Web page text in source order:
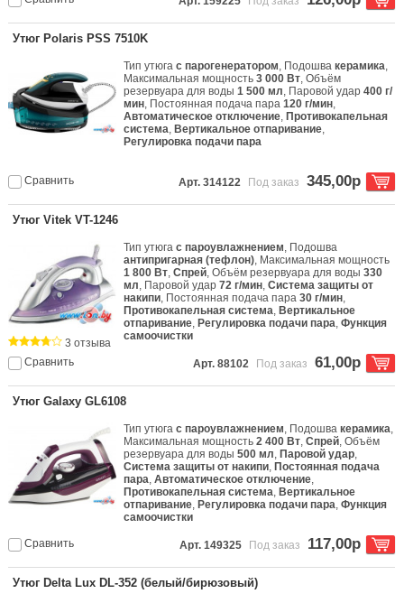
Утюг Polaris PSS 7510K
Тип утюгас парогенератором, Подошвакерамика,
Максимальная мощность3 000 Вт, Объём
резервуара для воды1 500 мл, Паровой удар400 г/
мин, Постоянная подача пара120 г/мин,
Автоматическое отключение, Противокапельная
система, Вертикальное отпаривание,
Регулировка подачи пара
Сравнить Арт. 314122 Под заказ 345,00р
Утюг Vitek VT-1246
Тип утюгас пароувлажнением, Подошва
антипригарная (тефлон), Максимальная мощность
1 800 Вт,Спрей, Объём резервуара для воды330
мл, Паровой удар72 г/мин,Система защиты от
накипи, Постоянная подача пара30 г/мин,
Противокапельная система, Вертикальное
отпаривание, Регулировка подачи пара,Функция
самоочистки
Сравнить
3 отзыва
Арт. 88102
Под заказ 61,00р
Утюг Galaxy GL6108
Тип утюгас пароувлажнением, Подошвакерамика,
Максимальная мощность2 400 Вт,Спрей, Объём
резервуара для воды500 мл, Паровой удар,
Система защиты от накипи, Постоянная подача
пара,Автоматическое отключение,
Противокапельная система, Вертикальное
отпаривание, Регулировка подачи пара,Функция
самоочистки
Сравнить Арт. 149325 Под заказ 117,00р
Утюг Delta Lux DL-352 (белый/бирюзовый)